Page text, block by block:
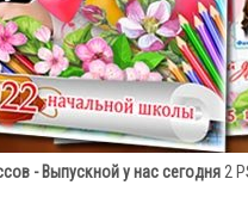
- Выпускной у нас сегодня2